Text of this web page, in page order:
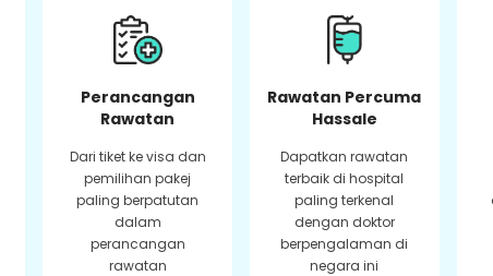
Perancangan
Rawatan
Dari tiket ke visa dan
pemilihan pakej
paling berpatutan
dalam
perancangan
rawatan
Rawatan Percuma
Hassale
Dapatkan rawatan
terbaik di hospital
paling terkenal
dengan doktor
berpengalaman di
negara ini